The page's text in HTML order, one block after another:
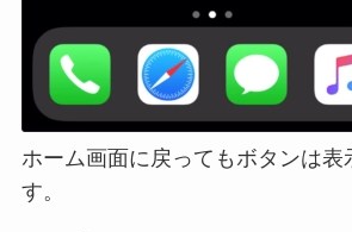
ホーム画面に戻ってもボタンは表
す。